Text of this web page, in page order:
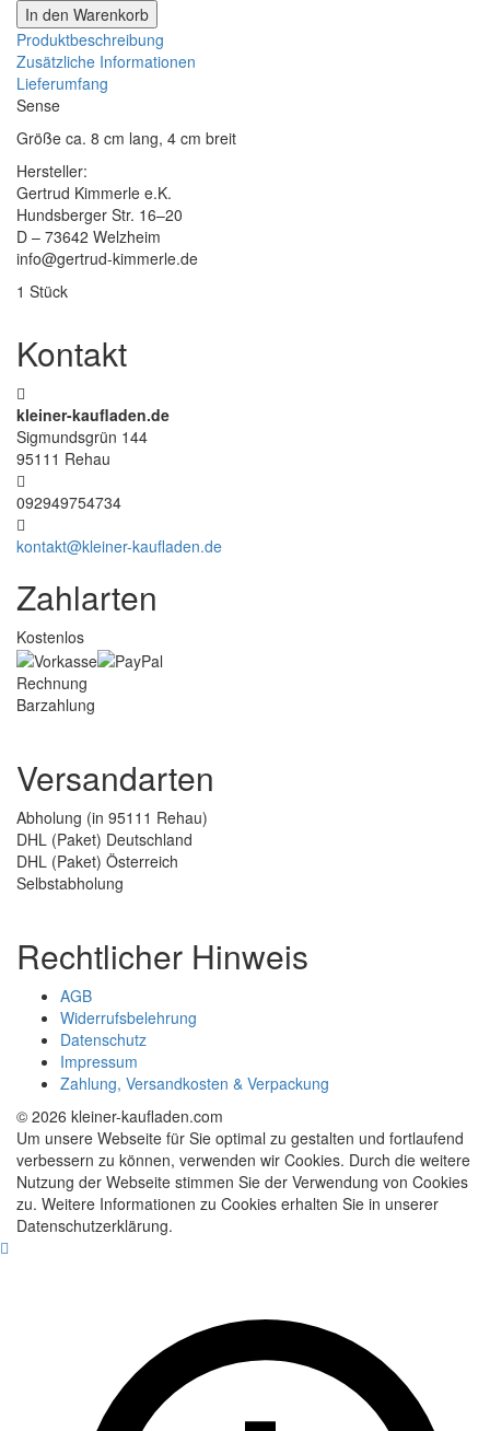
Produktbeschreibung
Zusätzliche Informationen
Lieferumfang
Sense
Größe ca. 8 cm lang, 4 cm breit
Hersteller:
Gertrud Kimmerle e.K.
Hundsberger Str. 16–20
D – 73642 Welzheim
info@gertrud-kimmerle.de
1 Stück
Kontakt
kleiner-kaufladen.de
Sigmundsgrün 144
95111 Rehau
092949754734
kontakt@kleiner-kaufladen.de
Zahlarten
Kostenlos
Rechnung
Barzahlung
Versandarten
Abholung (in 95111 Rehau)
DHL (Paket) Deutschland
DHL (Paket) Österreich
Selbstabholung
Rechtlicher Hinweis
AGB
Widerrufsbelehrung
Datenschutz
Impressum
Zahlung, Versandkosten & Verpackung
© 2026 kleiner-kaufladen.com
Um unsere Webseite für Sie optimal zu gestalten und fortlaufend
verbessern zu können, verwenden wir Cookies. Durch die weitere
Nutzung der Webseite stimmen Sie der Verwendung von Cookies
zu. Weitere Informationen zu Cookies erhalten Sie in unserer
Datenschutzerklärung.